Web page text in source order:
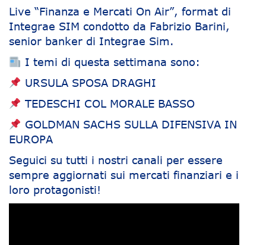
Live “Finanza e Mercati On Air”, format di
Integrae SIM condotto da Fabrizio Barini,
senior banker di Integrae Sim.
I temi di questa settimana sono:
URSULA SPOSA DRAGHI
TEDESCHI COL MORALE BASSO
GOLDMAN SACHS SULLA DIFENSIVA IN
EUROPA
Seguici su tutti i nostri canali per essere
sempre aggiornati sui mercati finanziari e i
loro protagonisti!